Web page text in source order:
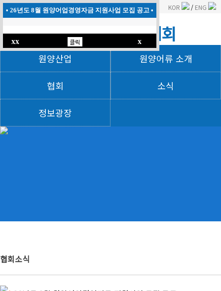
KOR / ENG
특수 한국원양산업협회
원양산업 원양어류 소개
협회 소식
정보광장
협회소식
• 협회 촉탁직 전문위원(계약직) 최종합격자 공고 •
xx 클릭
• 26년도 8월 원양어업경영자금 지원사업 모집 공고 •
xx 클릭 x